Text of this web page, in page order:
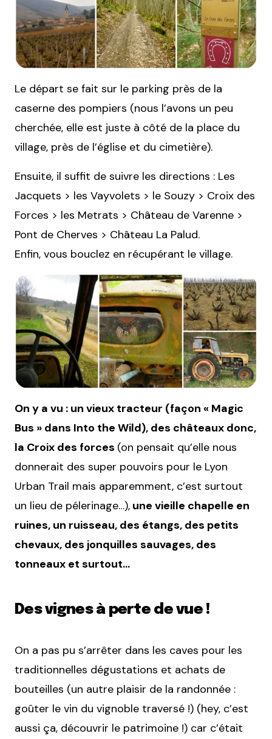
Le départ se fait sur le parking près de la
caserne des pompiers (nous l’avons un peu
cherchée, elle est juste à côté de la place du
village, près de l’église et du cimetière).
Ensuite, il suffit de suivre les directions : Les
Jacquets > les Vayvolets > le Souzy > Croix des
Forces > les Metrats > Château de Varenne >
Pont de Cherves > Château La Palud.
Enfin, vous bouclez en récupérant le village.
On y a vu : un vieux tracteur (façon « Magic
Bus » dans Into the Wild), des châteaux donc,
la Croix des forces (on pensait qu’elle nous
donnerait des super pouvoirs pour le Lyon
Urban Trail mais apparemment, c’est surtout
un lieu de pélerinage…), une vieille chapelle en
ruines, un ruisseau, des étangs, des petits
chevaux, des jonquilles sauvages, des
tonneaux et surtout…
Des vignes à perte de vue !
On a pas pu s’arrêter dans les caves pour les
traditionnelles dégustations et achats de
bouteilles (un autre plaisir de la randonnée :
goûter le vin du vignoble traversé !) (hey, c’est
aussi ça, découvrir le patrimoine !) car c’était